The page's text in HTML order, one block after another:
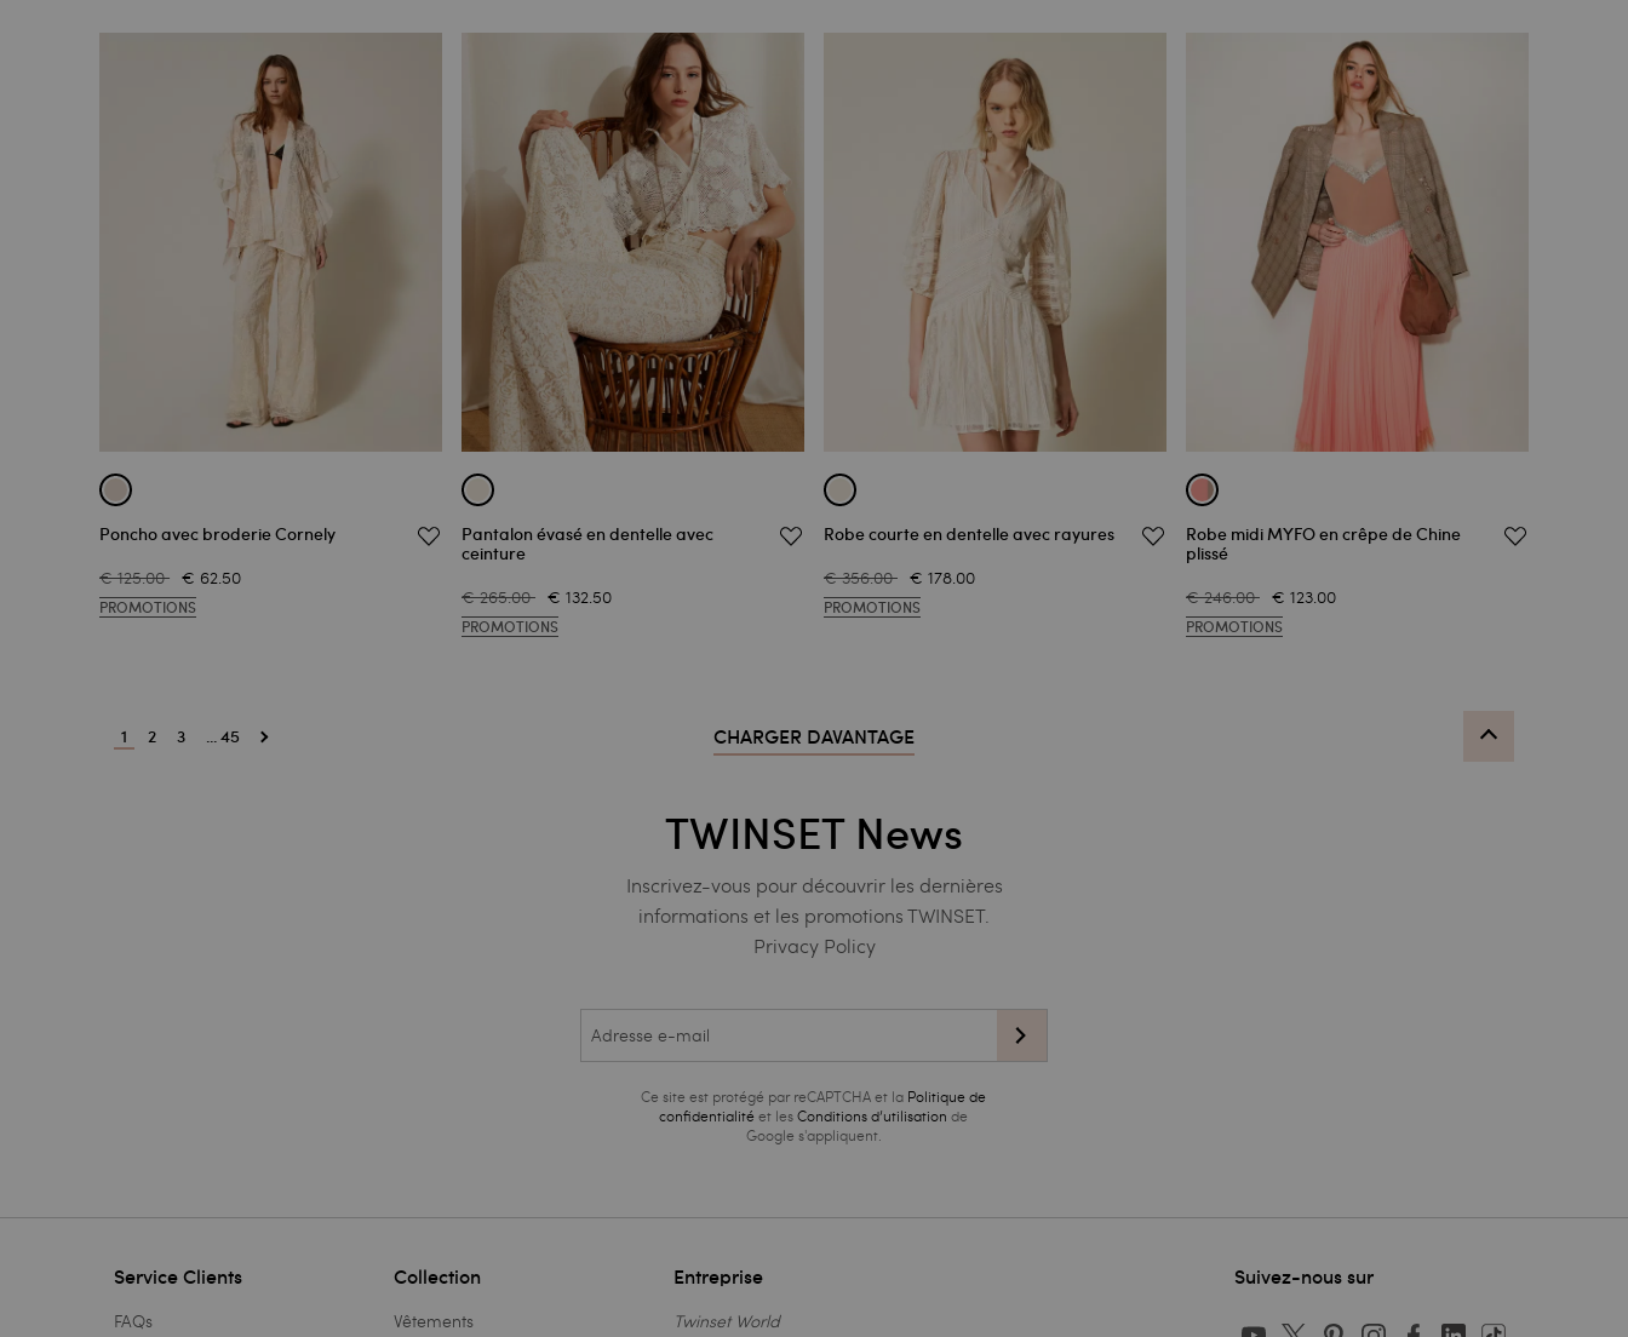
Poncho avec broderie Cornely
€ 125.00 € 62.50
PROMOTIONS
Pantalon évasé en dentelle avec
ceinture
€ 265.00 € 132.50
PROMOTIONS
Robe courte en dentelle avec rayures
€ 356.00 € 178.00
PROMOTIONS
Robe midi MYFO en crêpe de Chine
plissé
€ 246.00 € 123.00
PROMOTIONS
1 2 3 ... 45 CHARGER DAVANTAGE
TWINSET News
Inscrivez-vous pour découvrir les dernières
informations et les promotions TWINSET.
Privacy Policy
Ce site est protégé par reCAPTCHA et la Politique de
confidentialité et lesConditions d’utilisation de
Google s'appliquent.
Service Clients
FAQs
Collection
Vêtements
Entreprise
Twinset World
Suivez-nous sur